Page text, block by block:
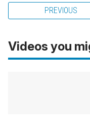
PREVIOUS
Videos you